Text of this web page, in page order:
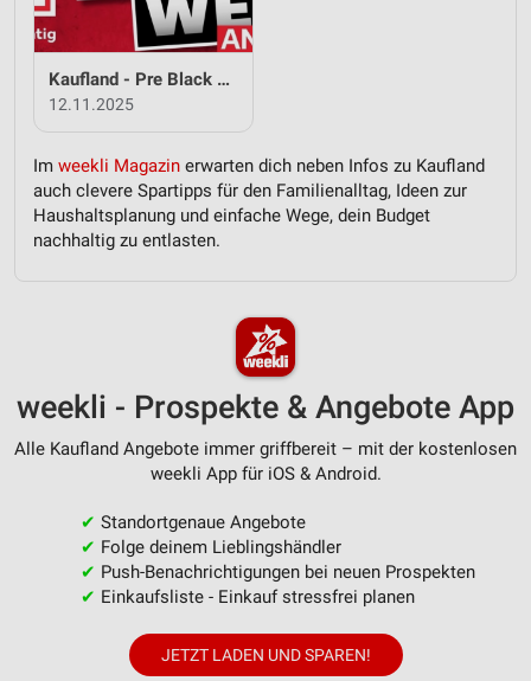
Kaufland - Pre Black Week Angebote
12.11.2025
Im weekli Magazin erwarten dich neben Infos zu Kaufland
auch clevere Spartipps für den Familienalltag, Ideen zur
Haushaltsplanung und einfache Wege, dein Budget
nachhaltig zu entlasten.
weekli - Prospekte & Angebote App
Alle Kaufland Angebote immer griffbereit – mit der kostenlosen
weekli App für iOS & Android.
✔ Standortgenaue Angebote
✔ Folge deinem Lieblingshändler
✔ Push-Benachrichtigungen bei neuen Prospekten
✔ Einkaufsliste - Einkauf stressfrei planen
JETZT LADEN UND SPAREN!